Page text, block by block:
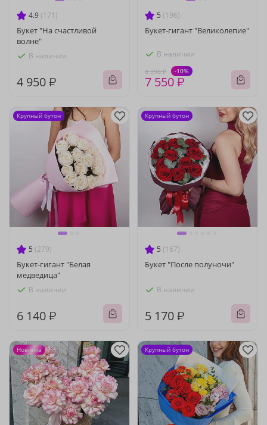
4.9 (171)
Букет "На счастливой
волне"
В наличии
4 950 ₽
5 (196)
Букет-гигант "Великолепие"
В наличии
8 390 ₽ -10%
7 550 ₽
5 (279)
Букет-гигант "Белая
медведица"
В наличии
6 140 ₽
Крупный бутон
5 (167)
Букет "После полуночи"
В наличии
5 170 ₽
Крупный бутон
Новинка Крупный бутон